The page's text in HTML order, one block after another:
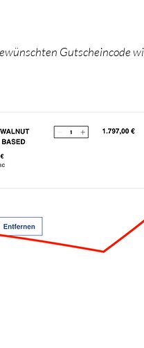
Gutscheincode